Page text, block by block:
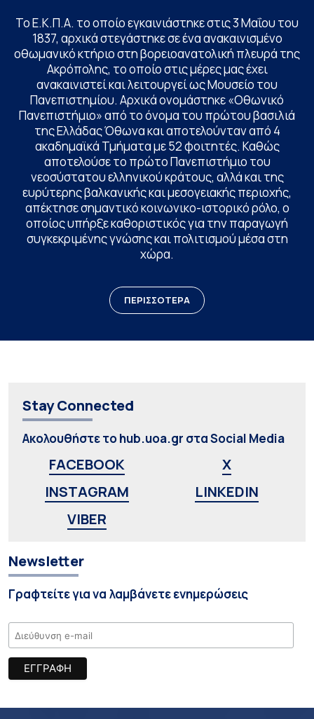
Το Ε.Κ.Π.Α. το οποίο εγκαινιάστηκε στις 3 Μαΐου του
1837, αρχικά στεγάστηκε σε ένα ανακαινισμένο
οθωμανικό κτήριο στη βορειοανατολική πλευρά της
Ακρόπολης, το οποίο στις μέρες μας έχει
ανακαινιστεί και λειτουργεί ως Μουσείο του
Πανεπιστημίου. Αρχικά ονομάστηκε «Οθωνικό
Πανεπιστήμιο» από το όνομα του πρώτου βασιλιά
της Ελλάδας Όθωνα και αποτελούνταν από 4
ακαδημαϊκά Τμήματα με 52 φοιτητές. Καθώς
αποτελούσε το πρώτο Πανεπιστήμιο του
νεοσύστατου ελληνικού κράτους, αλλά και της
ευρύτερης βαλκανικής και μεσογειακής περιοχής,
απέκτησε σημαντικό κοινωνικο-ιστορικό ρόλο, ο
οποίος υπήρξε καθοριστικός για την παραγωγή
συγκεκριμένης γνώσης και πολιτισμού μέσα στη
χώρα.
ΠΕΡΙΣΣΟΤΕΡΑ
Stay Connected
Ακολουθήστε το hub.uoa.gr στα Social Media
FACEBOOK
X
INSTAGRAM
LINKEDIN
VIBER
Newsletter
Γραφτείτε για να λαμβάνετε ενημερώσεις